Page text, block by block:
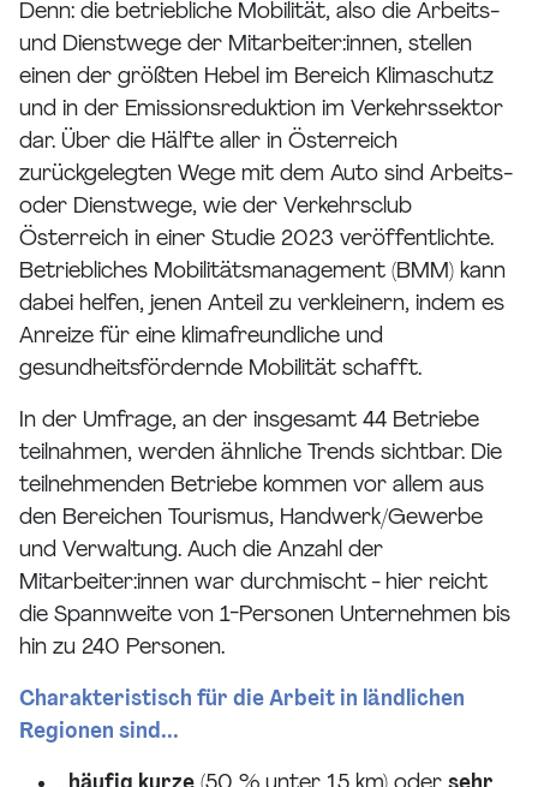
Denn: die betriebliche Mobilität, also die Arbeits-
und Dienstwege der Mitarbeiter:innen, stellen
einen der größten Hebel im Bereich Klimaschutz
und in der Emissionsreduktion im Verkehrssektor
dar. Über die Hälfte aller in Österreich
zurückgelegten Wege mit dem Auto sind Arbeits-
oder Dienstwege, wie der Verkehrsclub
Österreich in einer Studie 2023 veröffentlichte.
Betriebliches Mobilitätsmanagement (BMM) kann
dabei helfen, jenen Anteil zu verkleinern, indem es
Anreize für eine klimafreundliche und
gesundheitsfördernde Mobilität schafft.
In der Umfrage, an der insgesamt 44 Betriebe
teilnahmen, werden ähnliche Trends sichtbar. Die
teilnehmenden Betriebe kommen vor allem aus
den Bereichen Tourismus, Handwerk/Gewerbe
und Verwaltung. Auch die Anzahl der
Mitarbeiter:innen war durchmischt - hier reicht
die Spannweite von 1-Personen Unternehmen bis
hin zu 240 Personen.
Charakteristisch für die Arbeit in ländlichen
Regionen sind...